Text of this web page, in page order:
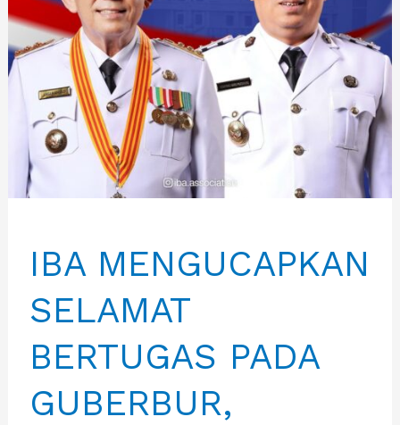
IBA MENGUCAPKAN
SELAMAT
BERTUGAS PADA
GUBERBUR,